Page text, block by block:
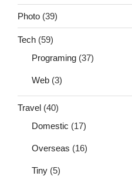
Photo (39)
Tech (59)
Programing (37)
Web (3)
Travel (40)
Domestic (17)
Overseas (16)
Tiny (5)